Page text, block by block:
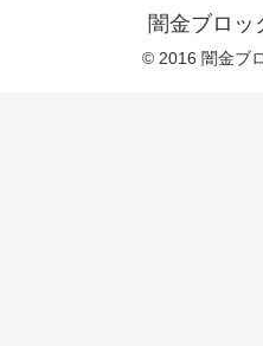
闇金ブロッ
© 2016 闇金ブ